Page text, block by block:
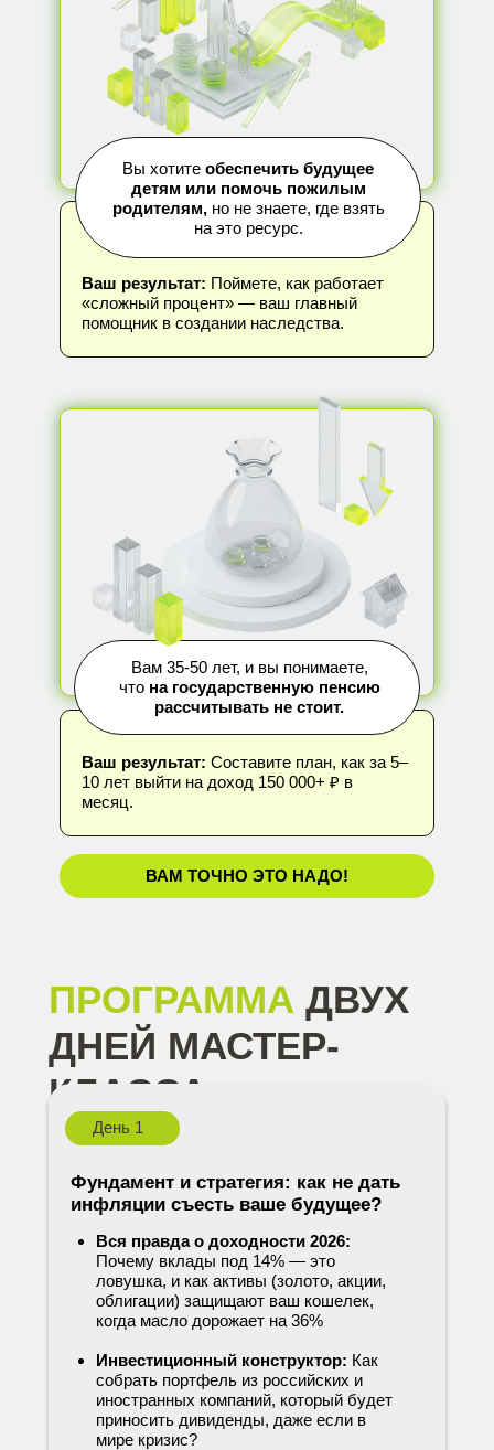
Ваш результат: Составите план, как за 5–
10 лет выйти на доход 150 000+ ₽ в
месяц.
Вам 35-50 лет, и вы понимаете,
что на государственную пенсию
рассчитывать не стоит.
Ваш результат: Поймете, как работает
«сложный процент» — ваш главный
помощник в создании наследства.
ВАМ ТОЧНО ЭТО НАДО!
Вы хотите обеспечить будущее
детям или помочь пожилым
родителям,но не знаете, где взять
на это ресурс.
ПРОГРАММА ДВУХ
ДНЕЙ МАСТЕР-
КЛАССА:
Фундамент и стратегия: как не дать
инфляции съесть ваше будущее?
Вся правда о доходности 2026:
Почему вклады под 14% — это
ловушка, и как активы (золото, акции,
облигации) защищают ваш кошелек,
когда масло дорожает на 36%
Инвестиционный конструктор: Как
собрать портфель из российских и
иностранных компаний, который будет
приносить дивиденды, даже если в
мире кризис?
День 1